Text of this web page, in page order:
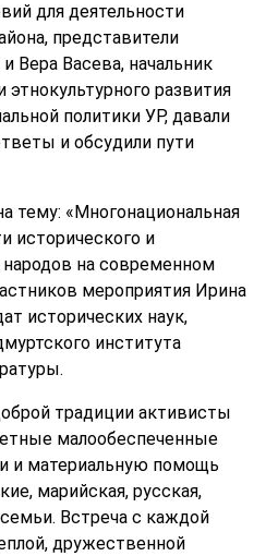
для деятельности
представители
Вера Васева, начальник
этнокультурного развития
политики УР, давали
и обсудили пути
тему: «Многонациональная
исторического и
народов на современном
мероприятия Ирина
исторических наук,
института
традиции активисты
малообеспеченные
и материальную помощь
марийская, русская,
Встреча с каждой
дружественной